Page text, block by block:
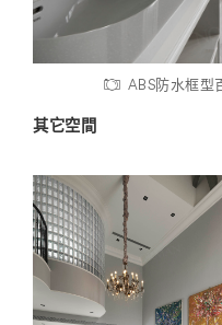
ABS防水框型
其它空間